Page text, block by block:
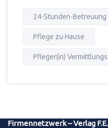
24-Stunden-Betreuung
Pflege zu Hause
Pfleger(in)
Firmennetzwerk – Verlag